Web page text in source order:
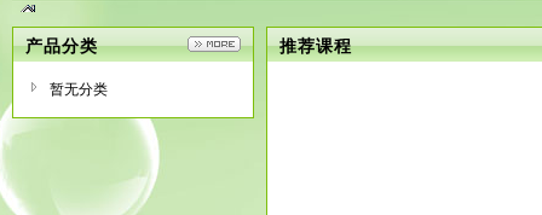
产品分类
暂无分类
推荐课程